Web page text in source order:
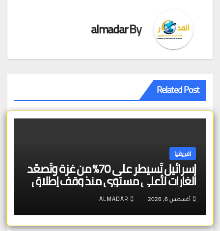
By
almadar
Related Post
افريقيا
إسرائيل تُسيطر على 70% من غزة وتُصعّد
الغارات لأعلى مستوى منذ وقف إطلاق
النار — وبلجيكا تتجه للاعتراف بالدولة
الفلسطينية بعد حل حماس جهازها
الحاكم
أغسطس 6, 2026 ALMADAR